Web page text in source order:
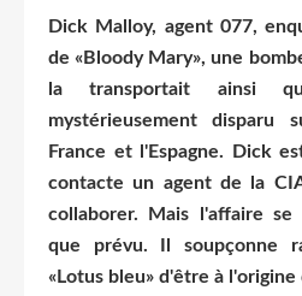
Dick Malloy, agent 077,
de «Bloody Mary», une
la transportait ainsi
mystérieusement
France et l'Espagne. Dick
contacte un agent de la
collaborer. Mais l'affaire se
que prévu. Il soupçonne
«Lotus bleu» d'être à l'origine